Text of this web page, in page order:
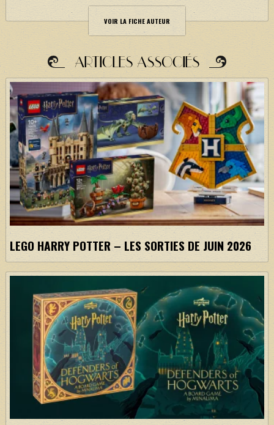
VOIR LA FICHE AUTEUR
ARTICLES ASSOCIÉS
LEGO HARRY POTTER – LES SORTIES DE JUIN 2026